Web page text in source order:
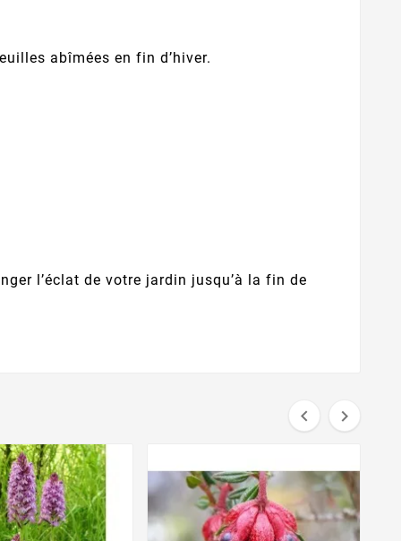
abîmées en fin d’hiver.
l’éclat de votre jardin jusqu’à la fin de
 